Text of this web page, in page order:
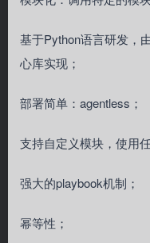
基于Python语言研发，
心库实现；
部署简单：agentless；
支持自定义模块，使用
强大的playbook机制；
幂等性；